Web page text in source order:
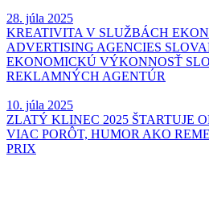
28. júla 2025
KREATIVITA V SLUŽBÁCH
ADVERTISING AGENCIES
EKONOMICKÚ VÝKONNOSŤ
REKLAMNÝCH AGENTÚR
10. júla 2025
ZLATÝ KLINEC 2025 ŠTARTUJE
VIAC PORÔT, HUMOR AKO
PRIX